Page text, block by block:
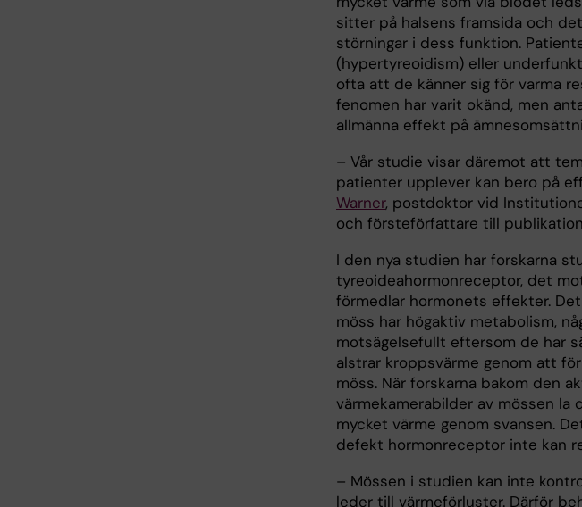
sitter på halsens framsida och
störningar i dess funktion.
(hypertyreoidism) eller
ofta att de känner sig för varma
fenomen har varit okänd, men
allmänna effekt på
– Vår studie visar däremot att
patienter upplever kan bero på
Warner, postdoktor vid
och försteförfattare till
I den nya studien har forskarna
tyreoideahormonreceptor, det
förmedlar hormonets effekter.
möss har högaktiv metabolism,
motsägelsefullt eftersom de har
alstrar kroppsvärme genom att
möss. När forskarna bakom den
värmekamerabilder av mössen
mycket värme genom svansen.
defekt hormonreceptor inte kan
– Mössen i studien kan inte
leder till värmeförluster. Därför